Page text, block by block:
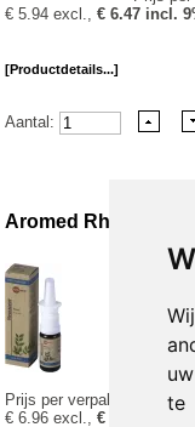
€ 5.94 excl.,€ 6.47 incl.
[Productdetails...]
Aantal:
Aromed Rhinisa
Een
slijm
stoffen
Prijs per verpakking:
€ 6.96 excl.,€ 7.59 incl.